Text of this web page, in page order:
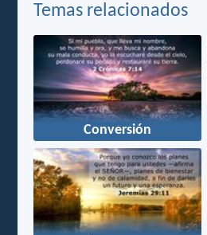
Temas relacionados
Conversión